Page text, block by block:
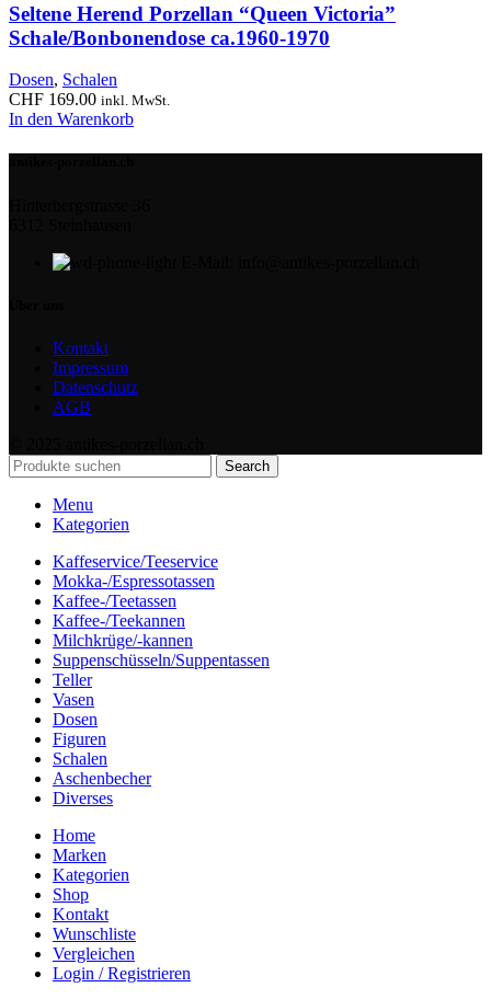
Seltene Herend Porzellan “Queen Victoria”
Schale/Bonbonendose ca.1960-1970
Dosen, Schalen
CHF 169.00 inkl. MwSt.
In den Warenkorb
Kontakt
Impressum
Datenschutz
AGB
Search
Menu
Kategorien
Kaffeservice/Teeservice
Mokka-/Espressotassen
Kaffee-/Teetassen
Kaffee-/Teekannen
Milchkrüge/-kannen
Suppenschüsseln/Suppentassen
Teller
Vasen
Dosen
Figuren
Schalen
Aschenbecher
Diverses
Home
Marken
Kategorien
Shop
Kontakt
Wunschliste
Vergleichen
Login / Registrieren